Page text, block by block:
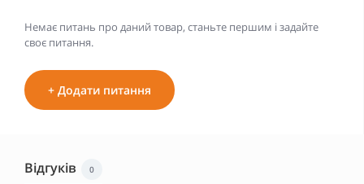
Немає питань про даний товар, станьте першим і задайте
своє питання.
+ Додати питання
Відгуків 0